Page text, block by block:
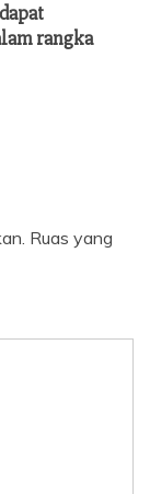
rangka
Ruas yang